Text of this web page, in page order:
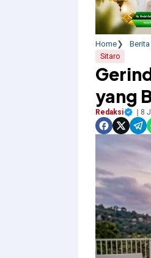
Home Berita
Sitaro
yang
Redaksi 8